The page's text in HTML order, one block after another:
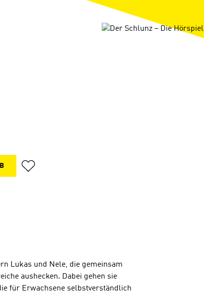
Bildergalerie überspringen
Lukas und Nele, die gemeinsam
aushecken. Dabei gehen sie
für Erwachsene selbstverständlich